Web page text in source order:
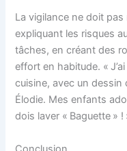
La vigilance ne doit
expliquant les risques
tâches, en créant des
effort en habitude. «
cuisine, avec un dessin
Élodie. Mes enfants
dois laver « Baguette » !